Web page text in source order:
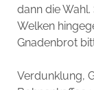
dann die
Welken
Gnadenbrot
Verdunklung,